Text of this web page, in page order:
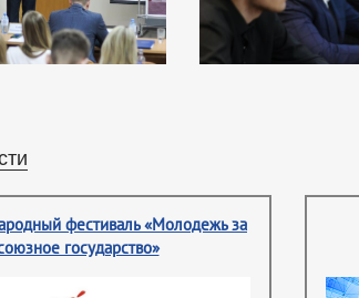
фестиваль «Молодежь за
государство»